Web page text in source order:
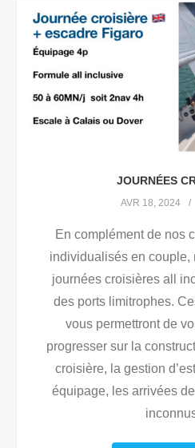
JOURNÉES
AVR 18, 2024
En complément de nos
individualisés en couple,
journées croisières all
des ports limitrophes.
vous permettront de
progresser sur la
croisière, la gestion
équipage, les arrivées